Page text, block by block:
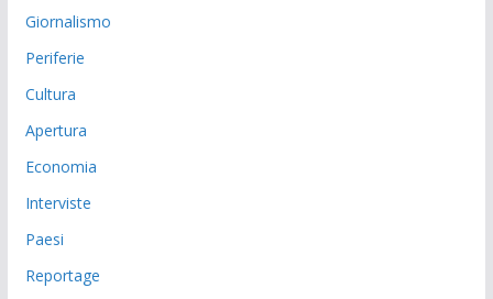
Giornalismo
Periferie
Cultura
Apertura
Economia
Interviste
Paesi
Reportage